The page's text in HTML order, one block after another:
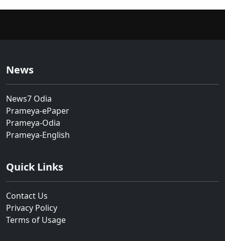
News
News7 Odia
Prameya-ePaper
Prameya-Odia
Prameya-English
Quick Links
Contact Us
Privacy Policy
Terms of Usage